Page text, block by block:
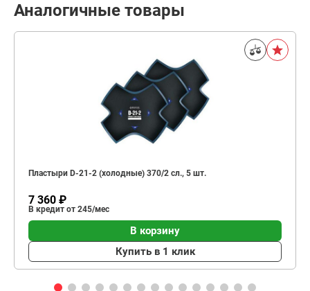
Аналогичные товары
Пластыри D-21-2 (холодные) 370/2 сл., 5 шт.
7 360 ₽
В кредит от 245/мес
В корзину
Купить в 1 клик